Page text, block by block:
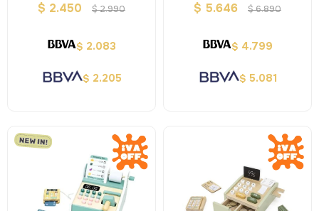
$ 2.450 $2.990
$ 2.083
$ 2.205
$ 5.646 $6.890
$ 4.799
$ 5.081